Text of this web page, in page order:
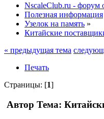
NscaleClub.ru - форум
Полезная информация
Узелок на память »
Китайские
« предыдущая тема
Печать
Страницы: [1]
Автор Тема: